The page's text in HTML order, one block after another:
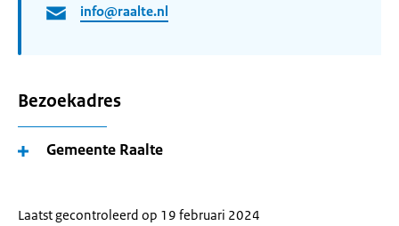
info@raalte.nl
Bezoekadres
Gemeente Raalte
Laatst gecontroleerd op 19 februari 2024